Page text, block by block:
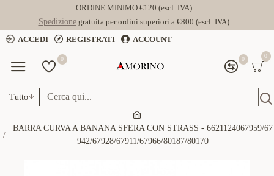
ORDINE MINIMO €120 (escl. IVA)
Spedizionegratuita per ordini superiori a €800 (escl. IVA)
ACCEDI
REGISTRATI ACCOUNT
0 0 0
Tutto
BARRA CURVA A BANANA SFERA CON STRASS - 6621124067959/67
942/67928/67911/67966/80187/80170